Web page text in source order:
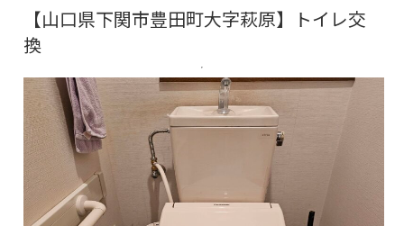
【山口県下関市豊田町大字萩原】トイレ交
換